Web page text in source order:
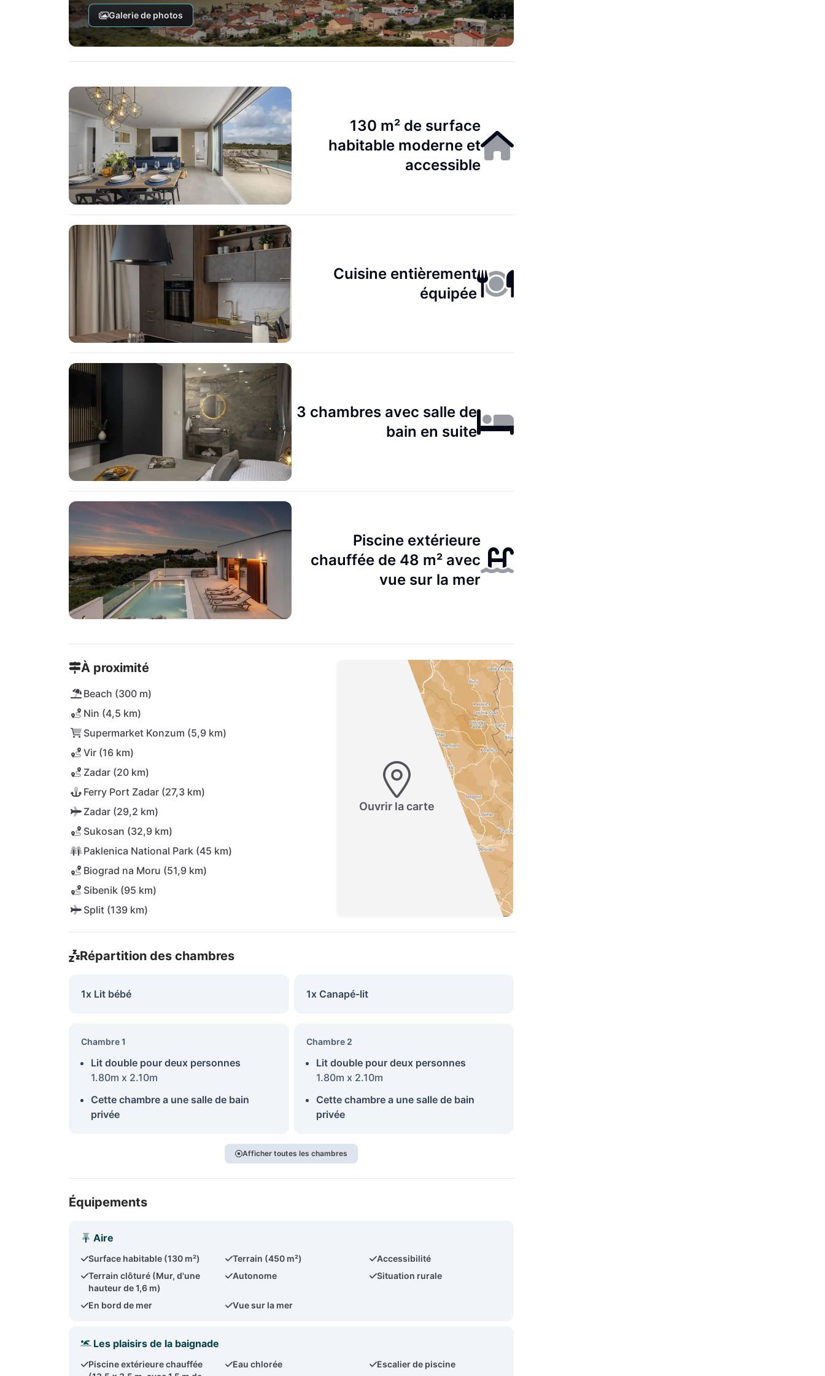
Galerie de photos
130 m² de surface
habitable moderne et
accessible
Cuisine entièrement
équipée
3 chambres avec salle de
bain en suite
Piscine extérieure
chauffée de 48 m² avec
vue sur la mer
À proximité
Beach (300 m)
Nin (4,5 km)
Supermarket Konzum (5,9 km)
Vir (16 km)
Zadar (20 km)
Ferry Port Zadar (27,3 km)
Zadar (29,2 km)
Sukosan (32,9 km)
Paklenica National Park (45 km)
Biograd na Moru (51,9 km)
Sibenik (95 km)
Split (139 km)
Ouvrir la carte
Répartition des chambres
1x Lit bébé 1x Canapé-lit
Chambre 1
Lit double pour deux personnes
1.80m x 2.10m
Cette chambre a une salle de bain
privée
Chambre 2
Lit double pour deux personnes
1.80m x 2.10m
Cette chambre a une salle de bain
privée
Afficher toutes les chambres
Équipements
Aire
Surface habitable (130 m²) Terrain (450 m²)
Accessibilité
Terrain clôturé (Mur, d'une
hauteur de 1,6 m)
Autonome Situation rurale
En bord de mer Vue sur la mer
Les plaisirs de la baignade
Piscine extérieure chauffée
Eau chlorée Escalier de piscine